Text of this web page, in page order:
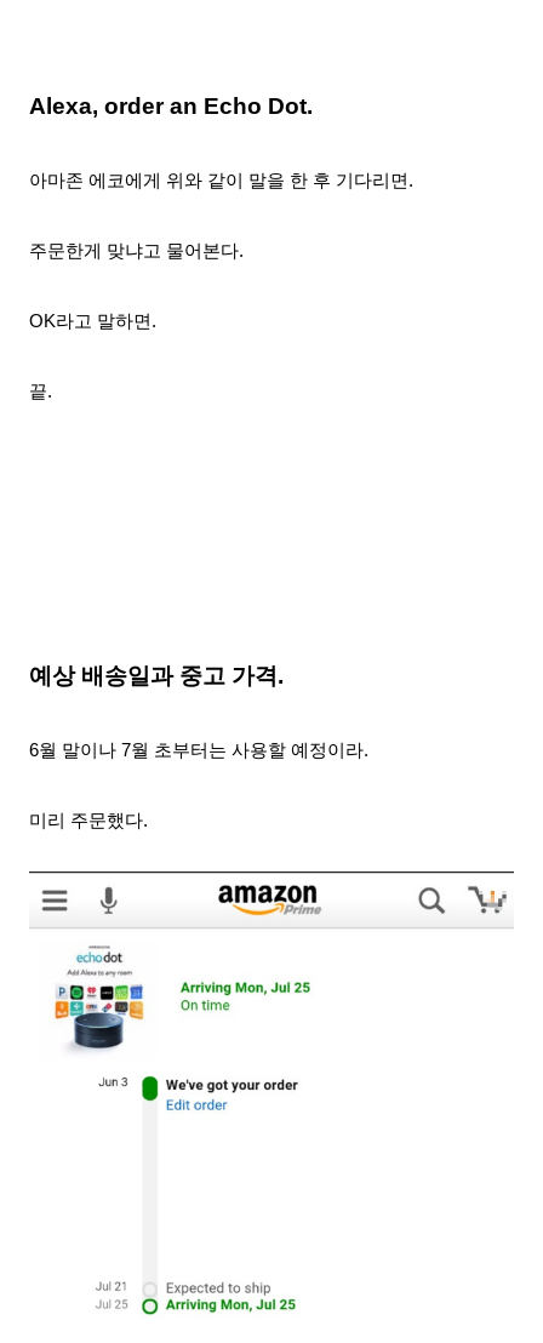
Alexa, order an Echo Dot.
아마존 에코에게 위와 같이 말을 한 후 기다리면.
주문한게 맞냐고 물어본다.
OK라고 말하면.
끝.
예상 배송일과 중고 가격.
6월 말이나 7월 초부터는 사용할 예정이라.
미리 주문했다.